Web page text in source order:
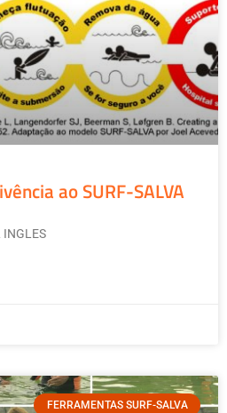
ao SURF-SALVA
INGLES
FERRAMENTAS SURF-SALVA